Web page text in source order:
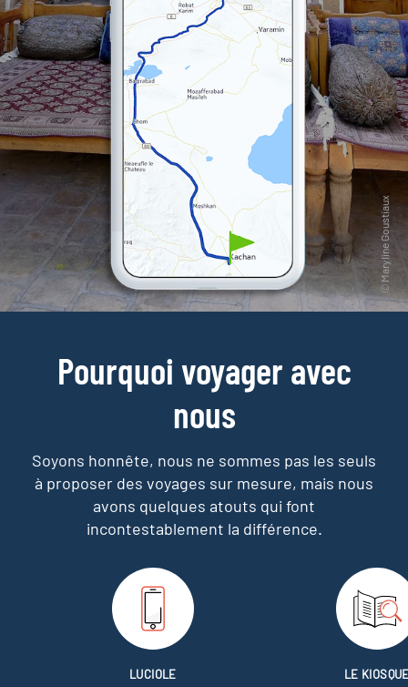
Pourquoi voyager avec
nous
Soyons honnête, nous ne sommes pas les seuls
à proposer des voyages sur mesure, mais nous
avons quelques atouts qui font
incontestablement la différence.
LUCIOLE
LE